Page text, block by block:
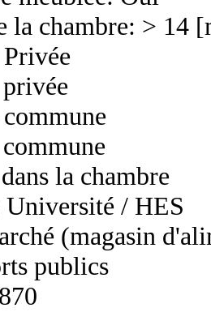
la chambre: > 14
la chambre
Université / HES
(magasin
publics
870